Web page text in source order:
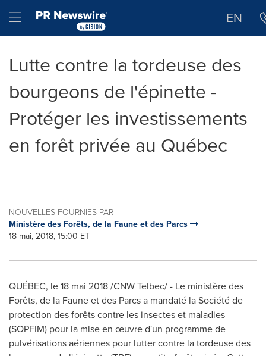
Hamburger menu EN
Lutte contre la tordeuse des
bourgeons de l'épinette -
Protéger les investissements
en forêt privée au Québec
NOUVELLES FOURNIES PAR
Ministère des Forêts, de la Faune et des Parcs
18 mai, 2018, 15:00 ET
QUÉBEC, le 18 mai 2018 /CNW Telbec/ - Le ministère des
Forêts, de la Faune et des Parcs a mandaté la Société de
protection des forêts contre les insectes et maladies
(SOPFIM) pour la mise en œuvre d'un programme de
pulvérisations aériennes pour lutter contre la tordeuse des